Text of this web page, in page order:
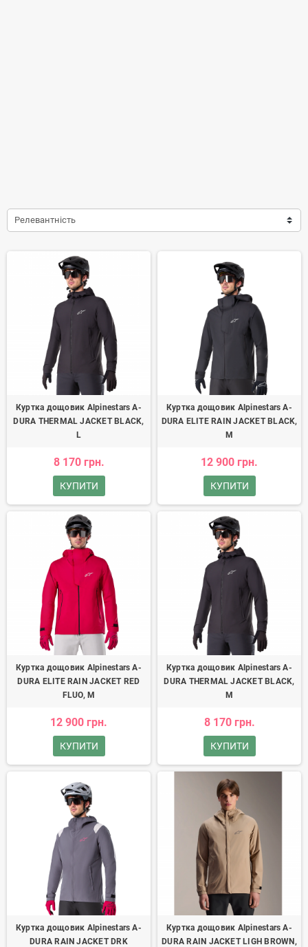
Релевантність
Куртка дощовик Alpinestars A-
DURA THERMAL JACKET BLACK,
L
8 170 грн.
КУПИТИ
Куртка дощовик Alpinestars A-
DURA ELITE RAIN JACKET BLACK,
M
12 900 грн.
КУПИТИ
Куртка дощовик Alpinestars A-
DURA ELITE RAIN JACKET RED
FLUO, M
12 900 грн.
КУПИТИ
Куртка дощовик Alpinestars A-
DURA THERMAL JACKET BLACK,
M
8 170 грн.
КУПИТИ
Куртка дощовик Alpinestars A-
DURA RAIN JACKET DRK
Куртка дощовик Alpinestars A-
DURA RAIN JACKET LIGH BROWN,